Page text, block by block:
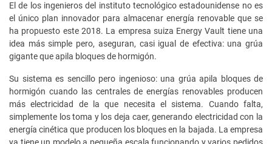
El de los ingenieros del instituto tecnológico estadounidense no es
el único plan innovador para almacenar energía renovable que se
ha propuesto este 2018. La empresa suiza Energy Vault tiene una
idea más simple pero, aseguran, casi igual de efectiva: una grúa
gigante que apila bloques de hormigón.
Su sistema es sencillo pero ingenioso: una grúa apila bloques de
hormigón cuando las centrales de energías renovables producen
más electricidad de la que necesita el sistema. Cuando falta,
simplemente los toma y los deja caer, generando electricidad con la
energía cinética que producen los bloques en la bajada. La empresa